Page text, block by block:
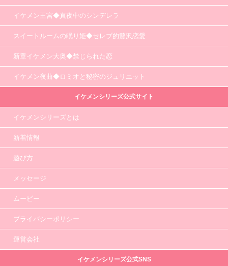
イケメン王宮◆真夜中のシンデレラ
スイートルームの眠り姫◆セレブ的贅沢恋愛
新章イケメン大奥◆禁じられた恋
イケメン夜曲◆ロミオと秘密のジュリエット
イケメンシリーズ公式サイト
イケメンシリーズとは
新着情報
遊び方
メッセージ
ムービー
プライバシーポリシー
運営会社
イケメンシリーズ公式SNS